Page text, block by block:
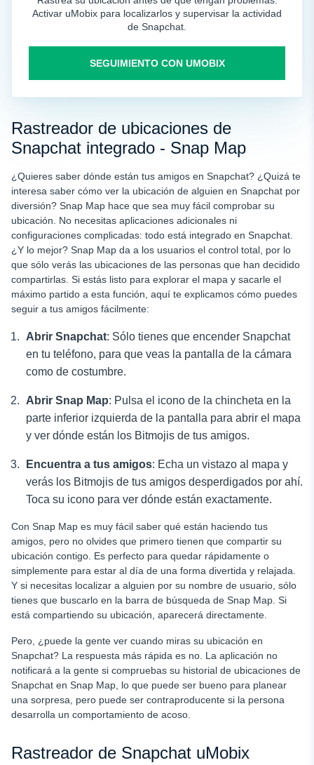
Activar uMobix para localizarlos y supervisar la actividad
de Snapchat.
SEGUIMIENTO CON UMOBIX
Rastreador de ubicaciones de
Snapchat integrado - Snap Map
¿Quieres saber dónde están tus amigos en Snapchat? ¿Quizá te
interesa saber cómo ver la ubicación de alguien en Snapchat por
diversión? Snap Map hace que sea muy fácil comprobar su
ubicación. No necesitas aplicaciones adicionales ni
configuraciones complicadas: todo está integrado en Snapchat.
¿Y lo mejor? Snap Map da a los usuarios el control total, por lo
que sólo verás las ubicaciones de las personas que han decidido
compartirlas. Si estás listo para explorar el mapa y sacarle el
máximo partido a esta función, aquí te explicamos cómo puedes
seguir a tus amigos fácilmente:
Abrir Snapchat: Sólo tienes que encender Snapchat
en tu teléfono, para que veas la pantalla de la cámara
como de costumbre.
Abrir Snap Map: Pulsa el icono de la chincheta en la
parte inferior izquierda de la pantalla para abrir el mapa
y ver dónde están los Bitmojis de tus amigos.
Encuentra a tus amigos: Echa un vistazo al mapa y
verás los Bitmojis de tus amigos desperdigados por ahí.
Toca su icono para ver dónde están exactamente.
Con Snap Map es muy fácil saber qué están haciendo tus
amigos, pero no olvides que primero tienen que compartir su
ubicación contigo. Es perfecto para quedar rápidamente o
simplemente para estar al día de una forma divertida y relajada.
Y si necesitas localizar a alguien por su nombre de usuario, sólo
tienes que buscarlo en la barra de búsqueda de Snap Map. Si
está compartiendo su ubicación, aparecerá directamente.
Pero, ¿puede la gente ver cuando miras su ubicación en
Snapchat? La respuesta más rápida es no. La aplicación no
notificará a la gente si compruebas su historial de ubicaciones de
Snapchat en Snap Map, lo que puede ser bueno para planear
una sorpresa, pero puede ser contraproducente si la persona
desarrolla un comportamiento de acoso.
Rastreador de Snapchat uMobix